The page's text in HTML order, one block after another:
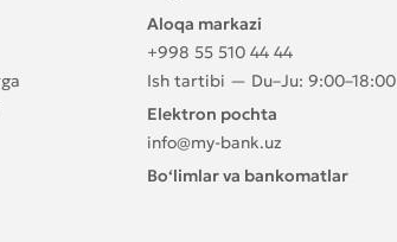
Aloqa markazi
+998 55 510 44 44
Ish tartibi — Du–Ju: 9:00–18:00
Elektron pochta
info@my-bank.uz
Bo‘limlar va bankomatlar